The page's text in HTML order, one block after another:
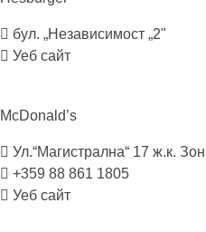
бул. „Независимост „2"
Уеб сайт
McDonald’s
Ул.“Магистрална“ 17 ж.к.
+359 88 861 1805
Уеб сайт